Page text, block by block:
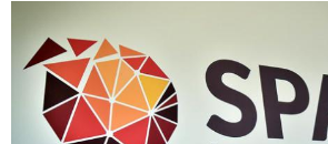
Vi ste ovdje